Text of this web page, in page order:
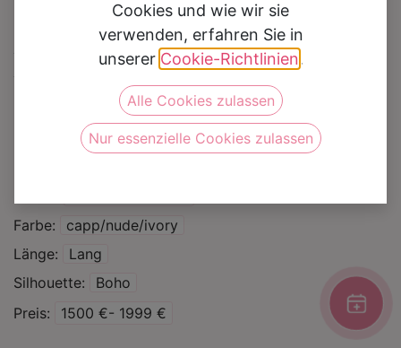
Brautkleid 6301
Auf die Wunschliste
Farbe
capp/nude/ivory
Länge
Lang
Silhouette
Boho
Preis
1500 €- 1999 €
Cookies und wie wir sie
verwenden, erfahren Sie in
unserer Cookie-Richtlinien.
Alle Cookies zulassen
Nur essenzielle Cookies zulassen